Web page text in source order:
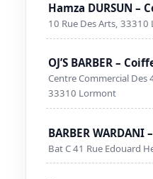
Hamza DURSUN –
10 Rue Des Arts,
OJ’S BARBER –
Centre Commercial Des
33310 Lormont
BARBER
Bat C 41 Rue Edouard